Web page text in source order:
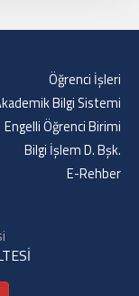
Öğrenci İşleri
Bilgi Sistemi
Engelli Öğrenci Birimi
Bilgi İşlem D. Bşk.
E-Rehber